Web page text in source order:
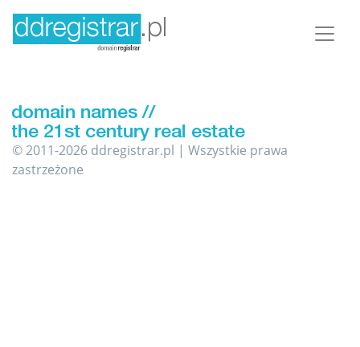
© 2011-2026 ddregistrar.pl | Wszystkie prawa
zastrzeżone